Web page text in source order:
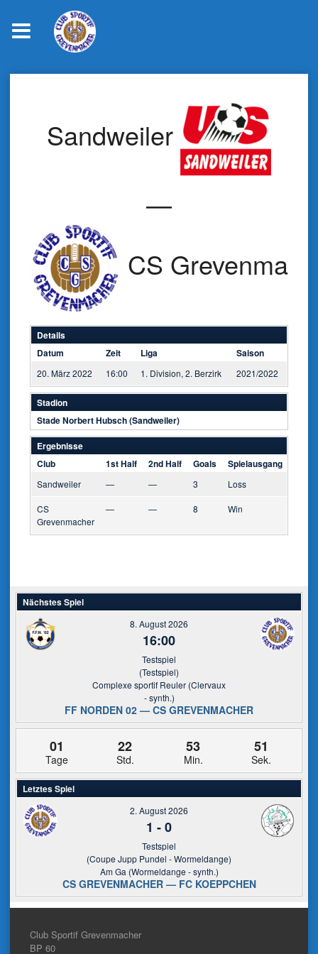
Sandweiler
—
CS
Details
Datum
Zeit Liga Saison
20. März 2022 16:00 1. Division, 2. Berzirk 2021/2022
Stadion
Stade Norbert Hubsch (Sandweiler)
Ergebnisse
Club
1st Half 2nd Half Goals Spielausgang
Sandweiler — — 3 Loss
CS
Grevenmacher
— — 8 Win
Nächstes Spiel
8. August 2026
16:00
Testspiel
(Testspiel)
Complexe sportif Reuler (Clervaux
- synth.)
FF NORDEN 02 — CS GREVENMACHER
01
Tage
22
Std.
53
Min.
51
Sek.
Letztes Spiel
2. August 2026
1 -0
Testspiel
(Coupe Jupp Pundel - Wormeldange)
Am Ga (Wormeldange - synth.)
CS GREVENMACHER — FC KOEPPCHEN
Club Sportif Grevenmacher
BP 60